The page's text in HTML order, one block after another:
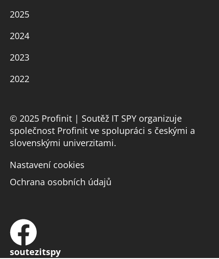
2025
2024
2023
2022
© 2025 Profinit | Soutěž IT SPY organizuje
společnost Profinit ve spolupráci s českými a
slovenskými univerzitami.
Nastavení cookies
Ochrana osobních údajů
soutezitspy